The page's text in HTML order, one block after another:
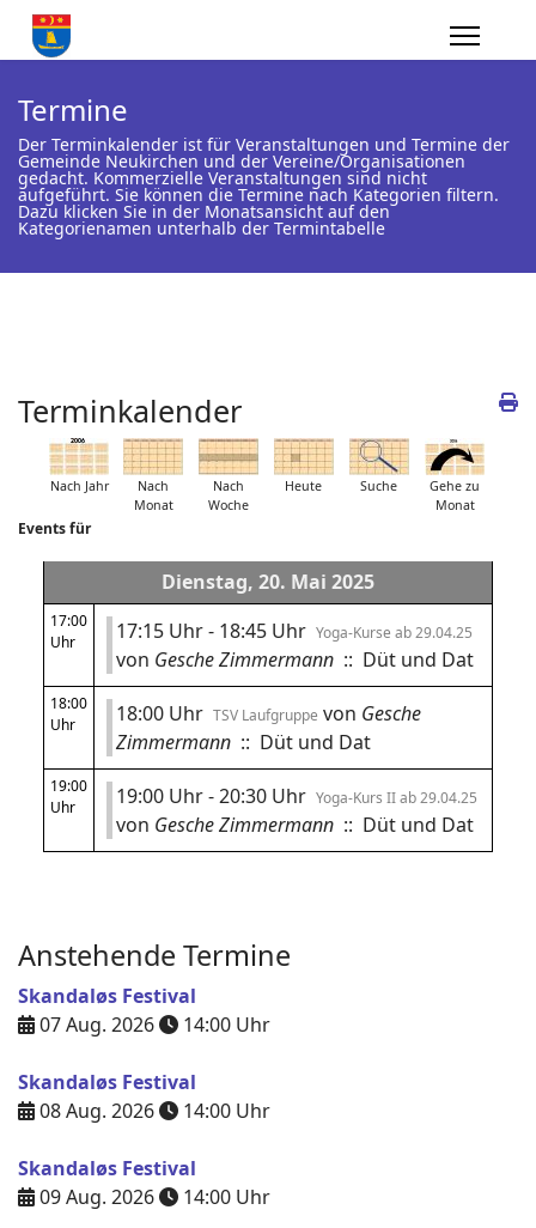
Termine
Der Terminkalender ist für Veranstaltungen und Termine der
Gemeinde Neukirchen und der Vereine/Organisationen
gedacht. Kommerzielle Veranstaltungen sind nicht
aufgeführt. Sie können die Termine nach Kategorien filtern.
Dazu klicken Sie in der Monatsansicht auf den
Kategorienamen unterhalb der Termintabelle
Terminkalender
Nach Jahr
Nach
Monat
Nach
Woche
Heute Suche
Gehe zu
Monat
Events für
Dienstag, 20. Mai 2025
17:00
Uhr
17:15 Uhr - 18:45 Uhr Yoga-Kurse ab 29.04.25
von Gesche Zimmermann :: Düt und Dat
18:00
Uhr
18:00 Uhr TSV Laufgruppe von Gesche
Zimmermann :: Düt und Dat
19:00
Uhr
19:00 Uhr - 20:30 Uhr Yoga-Kurs II ab 29.04.25
von Gesche Zimmermann :: Düt und Dat
Anstehende Termine
Skandaløs Festival
07 Aug. 2026
14:00 Uhr
Skandaløs Festival
08 Aug. 2026
14:00 Uhr
Skandaløs Festival
09 Aug. 2026
14:00 Uhr